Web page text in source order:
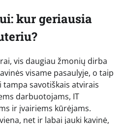
kur geriausia
vis daugiau žmonių dirba
visame pasaulyje, o taip
tampa savotiškais atvirais
darbuotojams, IT
ir įvairiems kūrėjams.
net ir labai jauki kavinė,